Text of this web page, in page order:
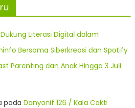
Dukung Literasi Digital dalam
Bersama Siberkreasi dan Spotify
Parenting dan Anak Hingga 3 Juli
pada Danyonif 126 / Kala Cakti